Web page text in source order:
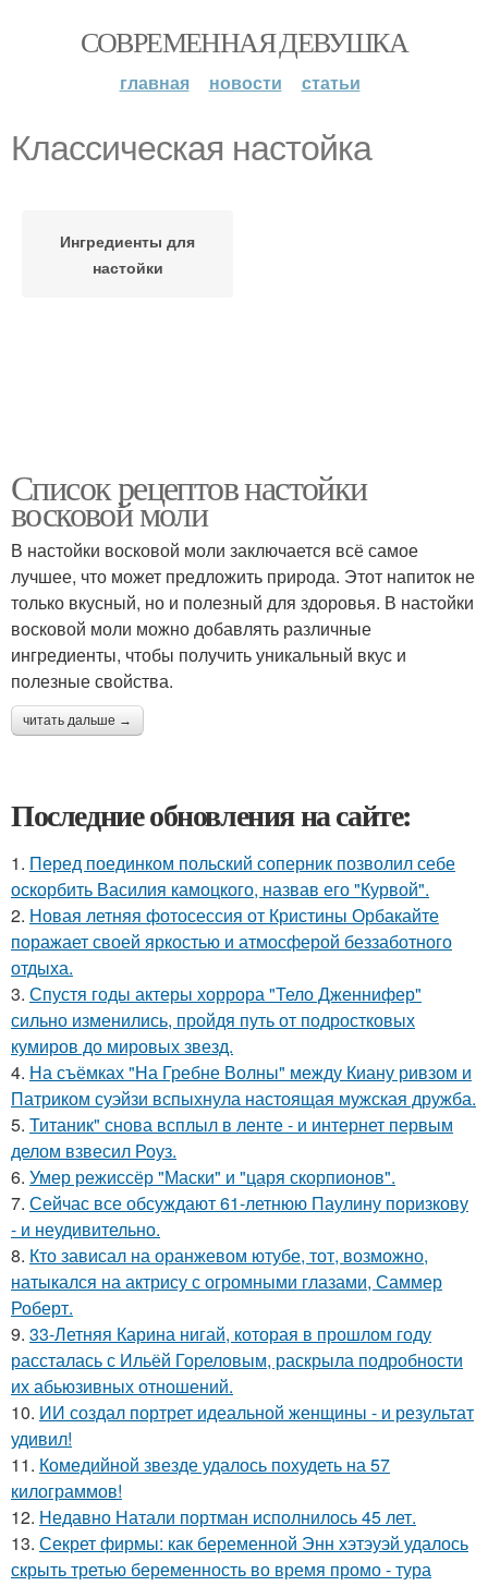
СОВРЕМЕННАЯ ДЕВУШКА
главная новости статьи
Классическая настойка
Ингредиенты для
настойки
Список рецептов настойки
восковой моли
В настойки восковой моли заключается всё самое
лучшее, что может предложить природа. Этот напиток не
только вкусный, но и полезный для здоровья. В настойки
восковой моли можно добавлять различные
ингредиенты, чтобы получить уникальный вкус и
полезные свойства.
читать дальше →
Последние обновления на сайте:
1. Перед поединком польский соперник позволил себе
оскорбить Василия камоцкого, назвав его "Курвой".
2. Новая летняя фотосессия от Кристины Орбакайте
поражает своей яркостью и атмосферой беззаботного
отдыха.
3. Спустя годы актеры хоррора "Тело Дженнифер"
сильно изменились, пройдя путь от подростковых
кумиров до мировых звезд.
4. На съёмках "На Гребне Волны" между Киану ривзом и
Патриком суэйзи вспыхнула настоящая мужская дружба.
5. Титаник" снова всплыл в ленте - и интернет первым
делом взвесил Роуз.
6. Умер режиссёр "Маски" и "царя скорпионов".
7. Сейчас все обсуждают 61-летнюю Паулину поризкову
- и неудивительно.
8. Кто зависал на оранжевом ютубе, тот, возможно,
натыкался на актрису с огромными глазами, Саммер
Роберт.
9. 33-Летняя Карина нигай, которая в прошлом году
рассталась с Ильёй Гореловым, раскрыла подробности
их абьюзивных отношений.
10. ИИ создал портрет идеальной женщины - и результат
удивил!
11. Комедийной звезде удалось похудеть на 57
килограммов!
12. Недавно Натали портман исполнилось 45 лет.
13. Секрет фирмы: как беременной Энн хэтэуэй удалось
скрыть третью беременность во время промо - тура